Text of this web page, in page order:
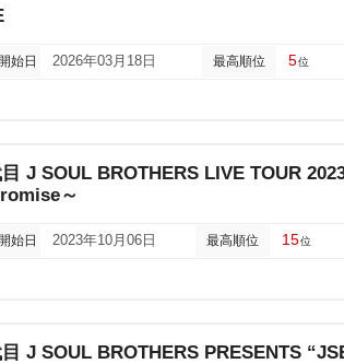
始日 2026年03月18日 最高順位 5位
J SOUL BROTHERS LIVE TOUR
～
始日 2023年10月06日 最高順位 15位
J SOUL BROTHERS PRESENTS